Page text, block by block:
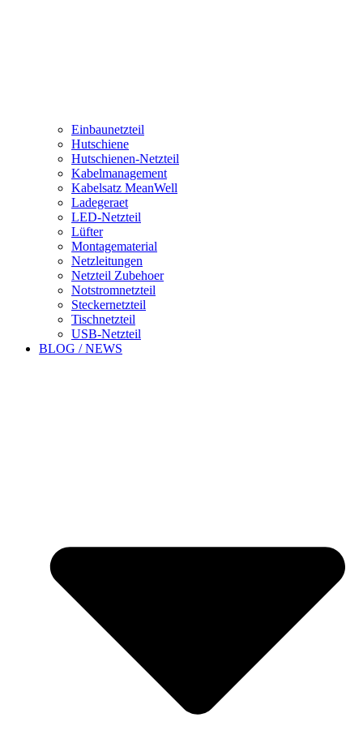
Einbaunetzteil
Hutschiene
Hutschienen-Netzteil
Kabelmanagement
Kabelsatz MeanWell
Ladegeraet
LED-Netzteil
Lüfter
Montagematerial
Netzleitungen
Netzteil Zubehoer
Notstromnetzteil
Steckernetzteil
Tischnetzteil
USB-Netzteil
BLOG / NEWS